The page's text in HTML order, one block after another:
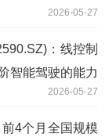
2026-05-27
：线控制
智能驾驶的能力
2026-05-27
4个月全国规模